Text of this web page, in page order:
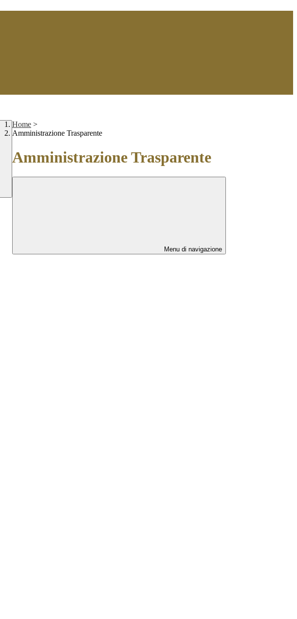
Home >
Amministrazione Trasparente
Amministrazione Trasparente
Menu di navigazione